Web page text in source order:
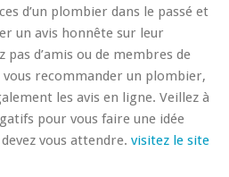
d’un plombier dans le passé et
un avis honnête sur leur
pas d’amis ou de membres de
recommander un plombier,
les avis en ligne. Veillez à
pour vous faire une idée
vous attendre. visitez le site